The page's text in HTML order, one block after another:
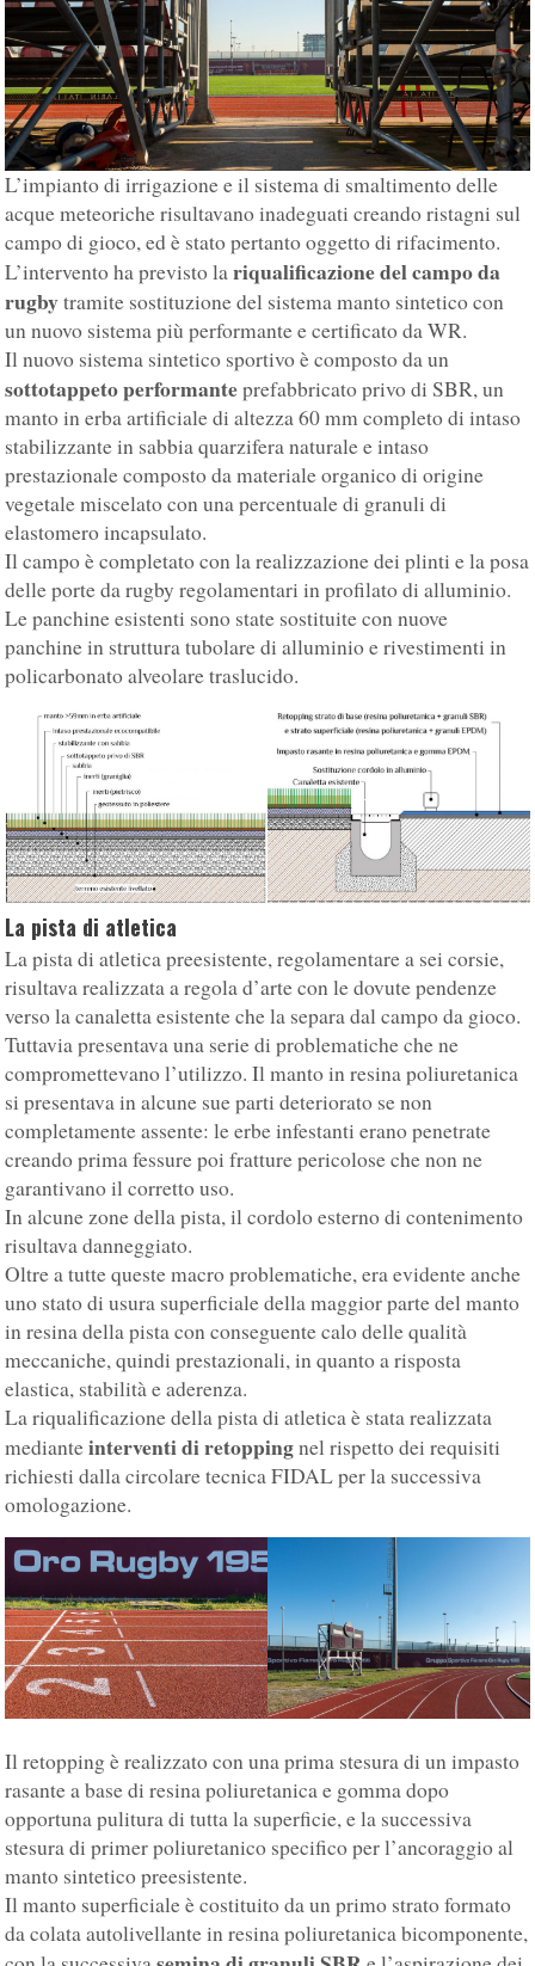
L’impianto di irrigazione e il sistema di smaltimento delle
acque meteoriche risultavano inadeguati creando ristagni sul
campo di gioco, ed è stato pertanto oggetto di rifacimento.
L’intervento ha previsto lariqualificazione del campo da
rugbytramite sostituzione del sistema manto sintetico con
un nuovo sistema più performante e certificato da WR.
Il nuovo sistema sintetico sportivo è composto da un
sottotappeto performanteprefabbricato privo di SBR, un
manto in erba artificiale di altezza 60 mm completo di intaso
stabilizzante in sabbia quarzifera naturale e intaso
prestazionale composto da materiale organico di origine
vegetale miscelato con una percentuale di granuli di
elastomero incapsulato.
Il campo è completato con la realizzazione dei plinti e la posa
delle porte da rugby regolamentari in profilato di alluminio.
Le panchine esistenti sono state sostituite con nuove
panchine in struttura tubolare di alluminio e rivestimenti in
policarbonato alveolare traslucido.
La pista di atletica
La pista di atletica preesistente, regolamentare a sei corsie,
risultava realizzata a regola d’arte con le dovute pendenze
verso la canaletta esistente che la separa dal campo da gioco.
Tuttavia presentava una serie di problematiche che ne
compromettevano l’utilizzo. Il manto in resina poliuretanica
si presentava in alcune sue parti deteriorato se non
completamente assente: le erbe infestanti erano penetrate
creando prima fessure poi fratture pericolose che non ne
garantivano il corretto uso.
In alcune zone della pista, il cordolo esterno di contenimento
risultava danneggiato.
Oltre a tutte queste macro problematiche, era evidente anche
uno stato di usura superficiale della maggior parte del manto
in resina della pista con conseguente calo delle qualità
meccaniche, quindi prestazionali, in quanto a risposta
elastica, stabilità e aderenza.
La riqualificazione della pista di atletica è stata realizzata
medianteinterventi di retoppingnel rispetto dei requisiti
richiesti dalla circolare tecnica FIDAL per la successiva
omologazione.
Il retopping è realizzato con una prima stesura di un impasto
rasante a base di resina poliuretanica e gomma dopo
opportuna pulitura di tutta la superficie, e la successiva
stesura di primer poliuretanico specifico per l’ancoraggio al
manto sintetico preesistente.
Il manto superficiale è costituito da un primo strato formato
da colata autolivellante in resina poliuretanica bicomponente,